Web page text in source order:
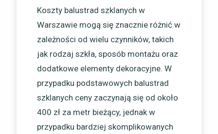
Koszty balustrad szklanych w
Warszawie mogą się znacznie różnić w
zależności od wielu czynników, takich
jak rodzaj szkła, sposób montażu oraz
dodatkowe elementy dekoracyjne. W
przypadku podstawowych balustrad
szklanych ceny zaczynają się od około
400 zł za metr bieżący, jednak w
przypadku bardziej skomplikowanych